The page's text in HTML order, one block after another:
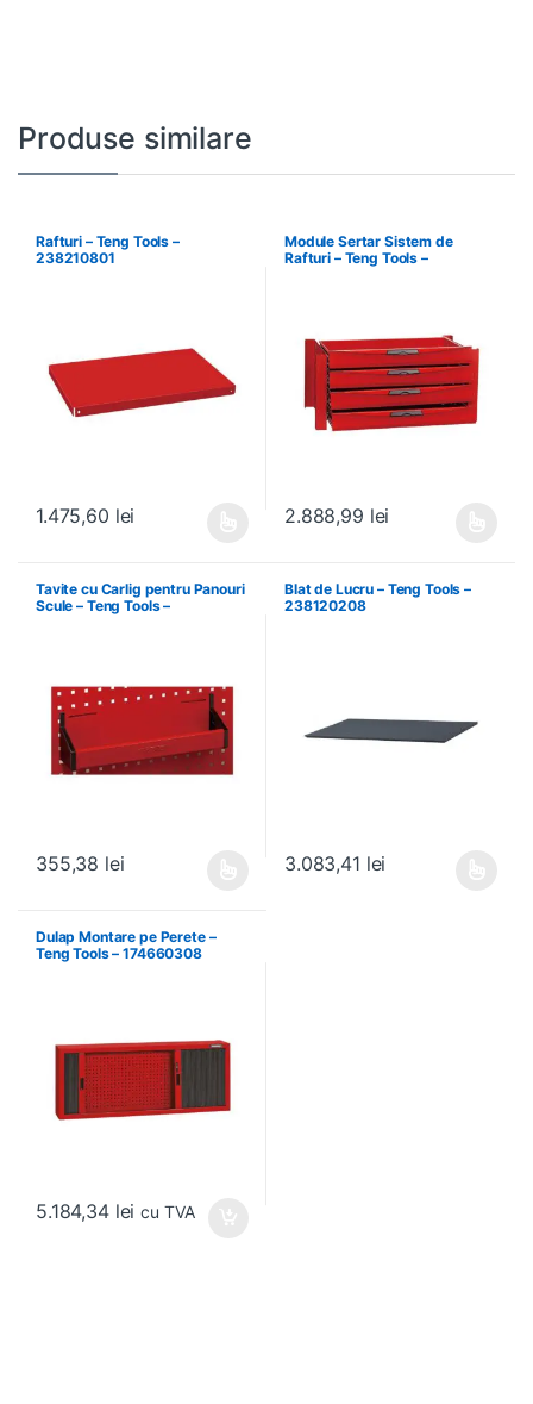
Produse similare
Rafturi – Teng Tools –
238210801
1.475,60 lei
Module Sertar Sistem de
Rafturi – Teng Tools –
2.888,99 lei
Tavite cu Carlig pentru Panouri
Scule – Teng Tools –
355,38 lei
Blat de Lucru – Teng Tools –
238120208
3.083,41 lei
Dulap Montare pe Perete –
Teng Tools – 174660308
5.184,34 lei cu TVA